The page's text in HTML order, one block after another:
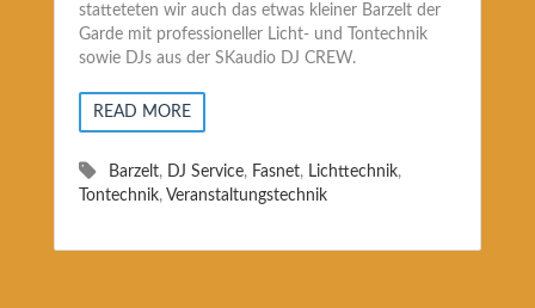
statteteten wir auch das etwas kleiner Barzelt der
Garde mit professioneller Licht- und Tontechnik
sowie DJs aus der SKaudio DJ CREW.
READ MORE
Barzelt, DJ Service, Fasnet, Lichttechnik,
Tontechnik, Veranstaltungstechnik